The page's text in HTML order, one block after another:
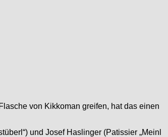
von Kikkoman greifen, hat das einen
und Josef Haslinger (Patissier „Meinl